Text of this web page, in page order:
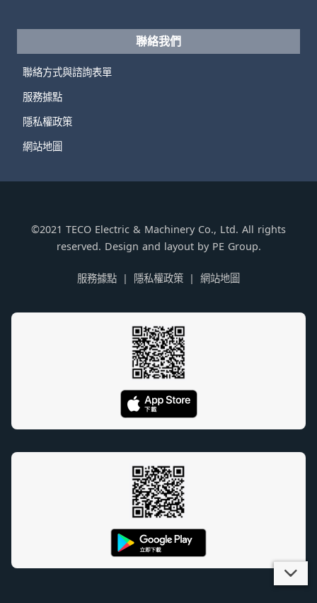
聯絡我們
聯絡方式與諮詢表單
服務據點
隱私權政策
網站地圖
©2021 TECO Electric & Machinery Co., Ltd. All rights
reserved. Design and layout by PE Group.
服務據點 隱私權政策 網站地圖